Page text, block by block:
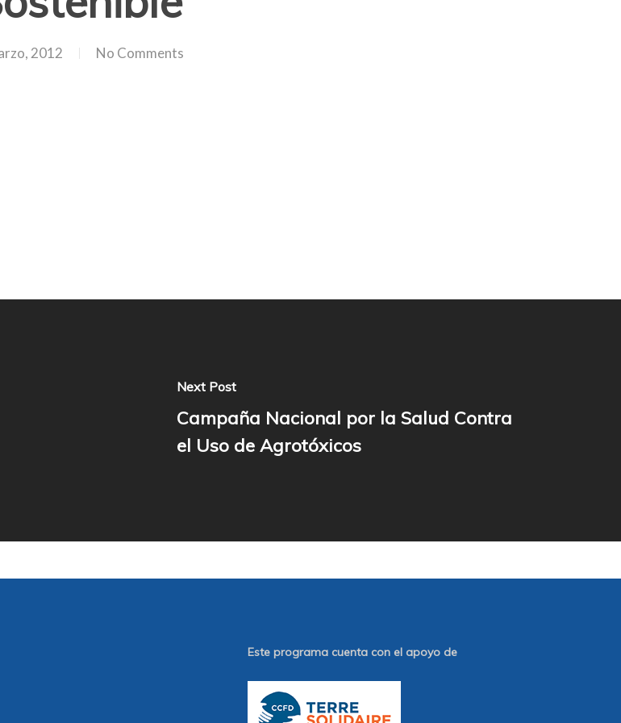
2012 No Comments
Next Post
Campaña Nacional por la Salud Contra
el Uso de Agrotóxicos
Este programa cuenta con el apoyo de